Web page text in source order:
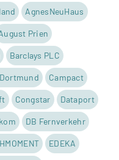
Agnes­Neu­Haus
Prien
Bar­clays PLC
Cam­pact
Cong­star Data­port
DB Fern­ver­kehr
EDEKA